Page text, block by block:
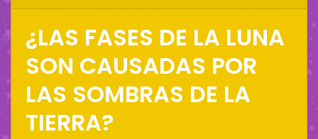
¿LAS FASES DE LA LUNA
SON CAUSADAS POR
LAS SOMBRAS DE LA
TIERRA?